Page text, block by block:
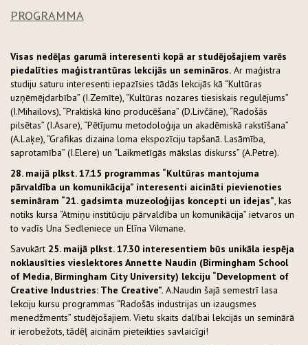
PROGRAMMA
Visas nedēļas garumā interesenti kopā ar studējošajiem varēs
piedalīties maģistrantūras lekcijās un semināros. Ar maģistra
studiju saturu interesenti iepazīsies tādās lekcijās kā “Kultūras
uzņēmējdarbība” (I.Zemīte), “Kultūras nozares tiesiskais regulējums”
(I.Mihailovs), “Praktiskā kino producēšana” (D.Livčāne), “Radošās
pilsētas” (I.Asare), “Pētījumu metodoloģija un akadēmiskā rakstīšana”
(A.Laķe), “Grafikas dizaina loma ekspozīciju tapšanā. Lasāmība,
saprotamība” (I.Elere) un “Laikmetīgās mākslas diskurss” (A.Petre).
28. maijā plkst. 17.15 programmas “Kultūras mantojuma
pārvaldība un komunikācija” interesenti aicināti pievienoties
semināram “21. gadsimta muzeoloģijas koncepti un idejas”, kas
notiks kursa “Atmiņu institūciju pārvaldība un komunikācija” ietvaros un
to vadīs Una Sedleniece un Elīna Vikmane.
Savukārt 25. maijā plkst. 17.30 interesentiem būs unikāla iespēja
noklausīties vieslektores Annette Naudin (Birmingham School
of Media, Birmingham City University) lekciju “Development of
Creative Industries: The Creative”. A.Naudin šajā semestrī lasa
lekciju kursu programmas “Radošās industrijas un izaugsmes
menedžments” studējošajiem. Vietu skaits dalībai lekcijās un seminārā
ir ierobežots, tādēļ aicinām pieteikties savlaicīgi!